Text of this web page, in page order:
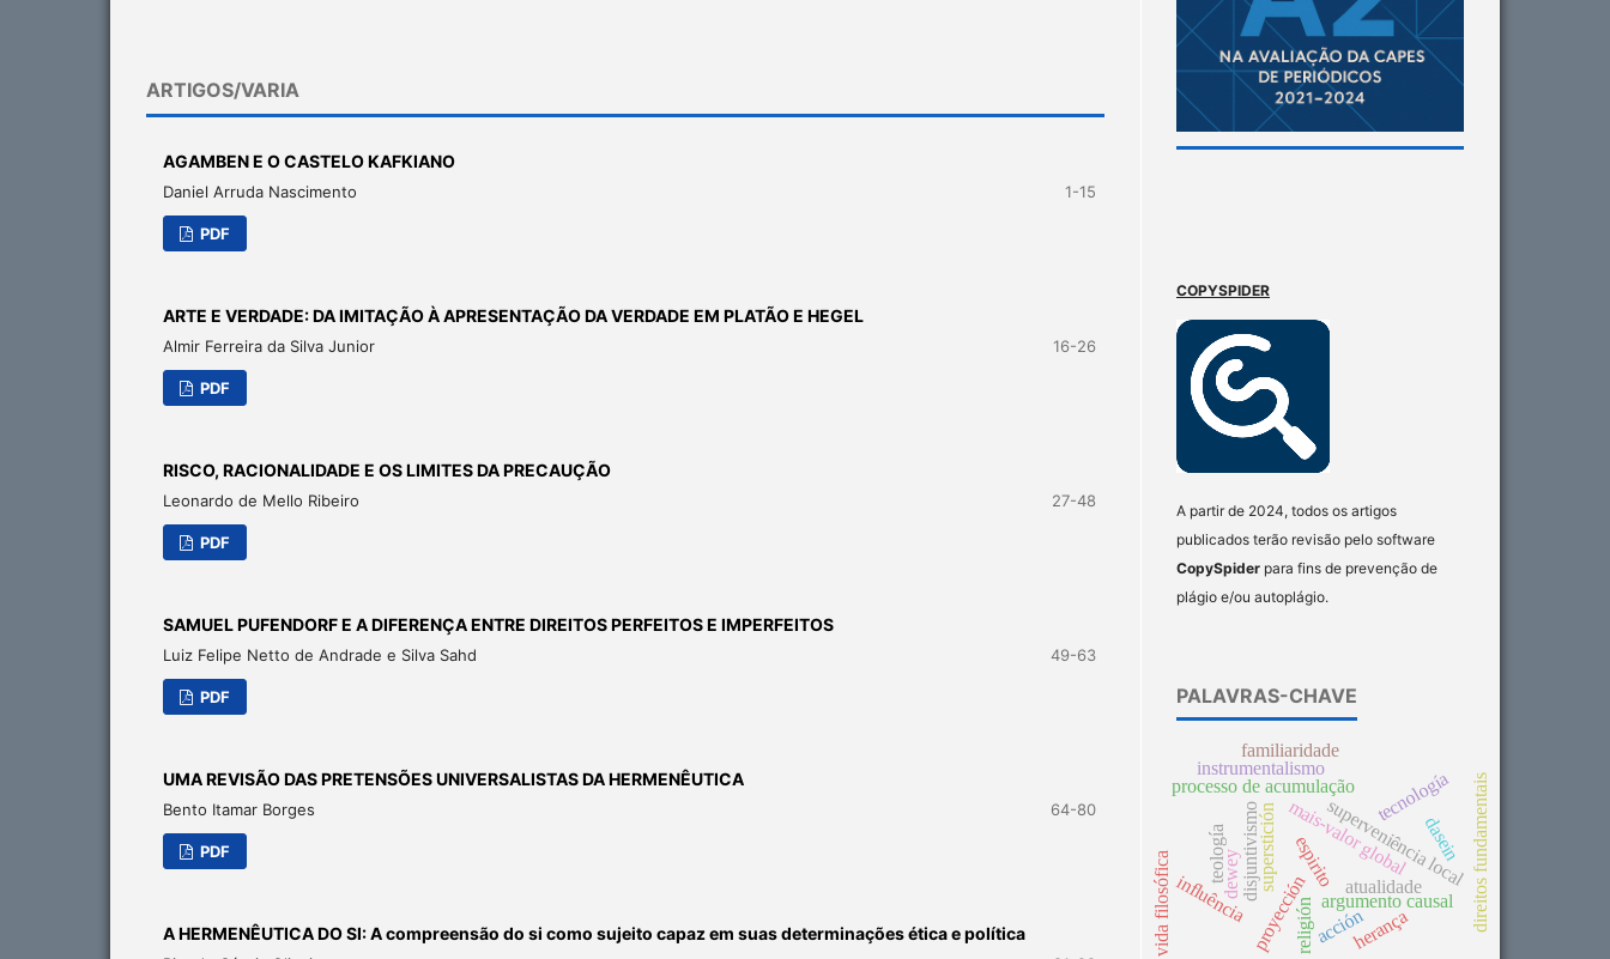
ARTIGOS/VARIA
AGAMBEN E O CASTELO KAFKIANO
Daniel Arruda Nascimento 1-15
PDF
ARTE E VERDADE: DA IMITAÇÃO À APRESENTAÇÃO DA VERDADE EM PLATÃO E HEGEL
Almir Ferreira da Silva Junior 16-26
PDF
RISCO, RACIONALIDADE E OS LIMITES DA PRECAUÇÃO
Leonardo de Mello Ribeiro 27-48
PDF
SAMUEL PUFENDORF E A DIFERENÇA ENTRE DIREITOS PERFEITOS E IMPERFEITOS
Luiz Felipe Netto de Andrade e Silva Sahd 49-63
PDF
UMA REVISÃO DAS PRETENSÕES UNIVERSALISTAS DA HERMENÊUTICA
Bento Itamar Borges 64-80
PDF
A HERMENÊUTICA DO SI: A compreensão do si como sujeito capaz em suas determinações ética e política
COPYSPIDER
A partir de 2024, todos os artigos
publicados terão revisão pelo software
CopySpider para fins de prevenção de
plágio e/ou autoplágio.
PALAVRAS-CHAVE
argumento causal
superstición
proyección
processo de acumulação
mais-valor global
superveniência local
disjuntivismo
religión
tecnología
instrumentalismo
dewey
teología direitos fundamentais
espirito
influência
familiaridade
dasein
herança
acción
atualidade
vida filosófica